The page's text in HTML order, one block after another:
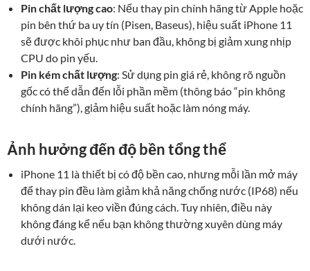
Pin chất lượng cao: Nếu thay pin chính hãng từ Apple hoặc
pin bên thứ ba uy tín (Pisen, Baseus), hiệu suất iPhone 11
sẽ được khôi phục như ban đầu, không bị giảm xung nhịp
CPU do pin yếu.
Pin kém chất lượng: Sử dụng pin giá rẻ, không rõ nguồn
gốc có thể dẫn đến lỗi phần mềm (thông báo “pin không
chính hãng”), giảm hiệu suất hoặc làm nóng máy.
Ảnh hưởng đến độ bền tổng thể
iPhone 11 là thiết bị có độ bền cao, nhưng mỗi lần mở máy
để thay pin đều làm giảm khả năng chống nước (IP68) nếu
không dán lại keo viền đúng cách. Tuy nhiên, điều này
không đáng kể nếu bạn không thường xuyên dùng máy
dưới nước.